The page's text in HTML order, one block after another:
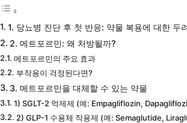
1. 당뇨병 진단 후 첫 반응: 약물 복용에 대한 두
2. 메트포르민: 왜 처방될까?
메트포르민의 주요 효과
부작용이 걱정된다면?
3. 메트포르민을 대체할 수 있는 약물
1) SGLT-2 억제제 (예: Empagliflozin,
2) GLP-1 수용체 작용제 (예: Semaglutide,